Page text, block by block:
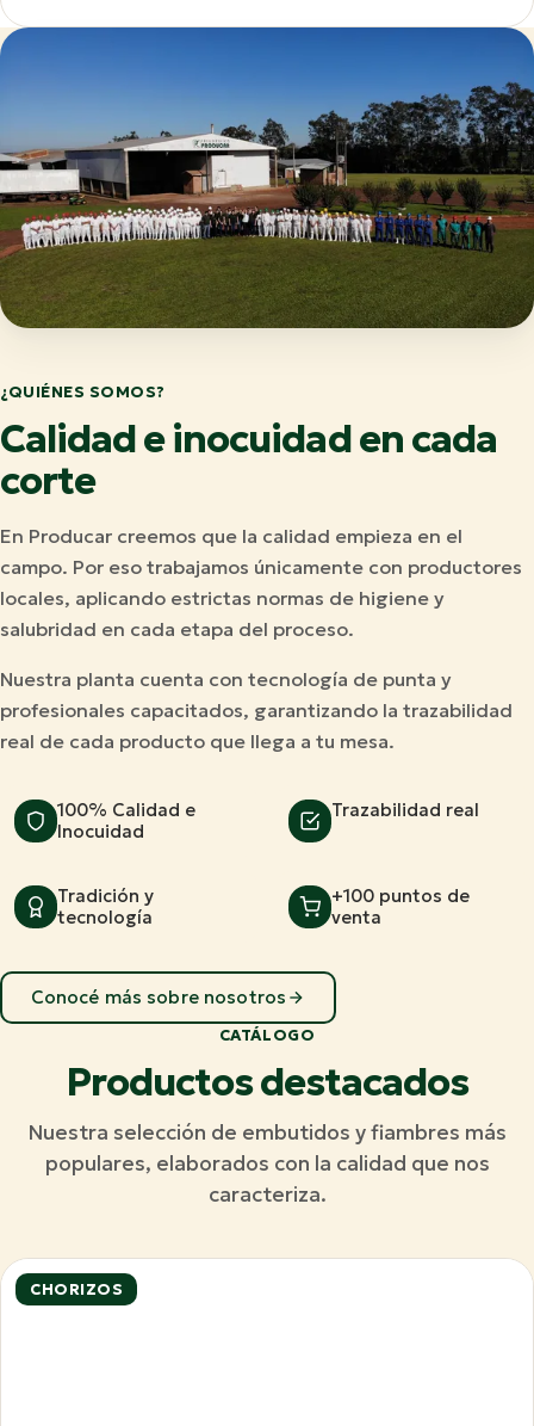
¿QUIÉNES SOMOS?
Calidad e inocuidad en cada
corte
En Producar creemos que la calidad empieza en el
campo. Por eso trabajamos únicamente con productores
locales, aplicando estrictas normas de higiene y
salubridad en cada etapa del proceso.
Nuestra planta cuenta con tecnología de punta y
profesionales capacitados, garantizando la trazabilidad
real de cada producto que llega a tu mesa.
100% Calidad e
Inocuidad
Trazabilidad real
Tradición y
tecnología
+100 puntos de
venta
Conocé más sobre nosotros
CATÁLOGO
Productos destacados
Nuestra selección de embutidos y fiambres más
populares, elaborados con la calidad que nos
caracteriza.
CHORIZOS